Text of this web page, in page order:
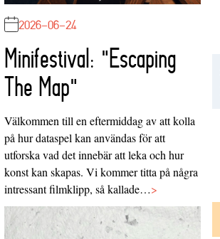
2026-06-24
Minifestival: "Escaping
The Map"
Välkommen till en eftermiddag av att kolla
på hur dataspel kan användas för att
utforska vad det innebär att leka och hur
konst kan skapas. Vi kommer titta på några
intressant filmklipp, så kallade…>